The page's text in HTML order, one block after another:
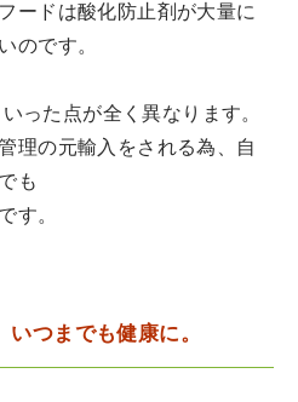
ードは酸化防止剤が大量に
のです。
った点が全く異なります。
理の元輸入をされる為、自
も
す。
つまでも健康に。